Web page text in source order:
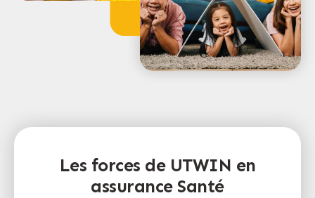
Les forces de UTWIN en
assurance Santé